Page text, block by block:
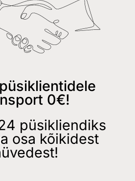
0€!
püsikliendiks
osa kõikidest